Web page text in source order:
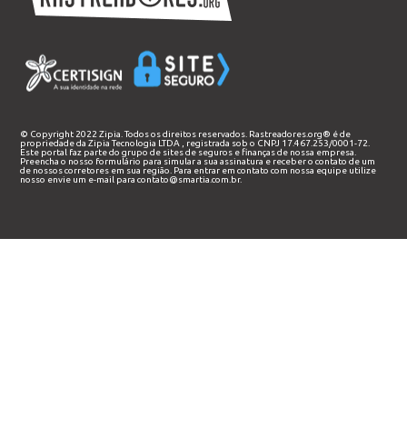
© Copyright 2022 Zipia. Todos os direitos reservados. Rastreadores.org® é de
propriedade daZipia Tecnologia LTDA
, registrada sob o CNPJ 17.467.253/0001-72.
Este portal faz parte do grupo de sites de seguros e finanças de nossa empresa.
Preencha o nosso formulário para simular a sua assinatura e receber o contato de um
de nossos corretores em sua região. Para entrar em contato com nossa equipe utilize
nosso envie um e-mail paracontato@smartia.com.br.